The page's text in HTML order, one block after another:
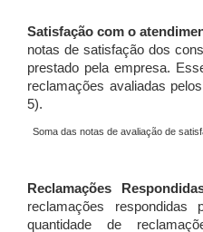
Satisfação com o
notas de satisfação dos
prestado pela empresa.
reclamações avaliadas
5).
Soma das notas de avaliação de
Reclamações
reclamações respondidas
quantidade de